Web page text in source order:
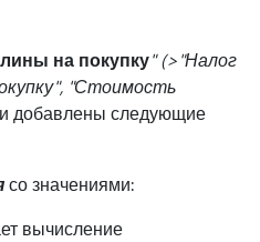
на покупку" (>"Налог
"Стоимость
добавлены следующие
со значениями:
вычисление